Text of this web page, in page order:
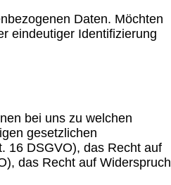
Daten. Möchten
eindeutiger Identifizierung
bei uns zu welchen
gesetzlichen
16 DSGVO), das Recht auf
das Recht auf Widerspruch